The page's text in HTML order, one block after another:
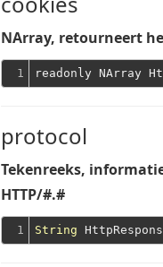
NArray, retourneert
1
protocol
Tekenreeks,
HTTP/#.#
1 String